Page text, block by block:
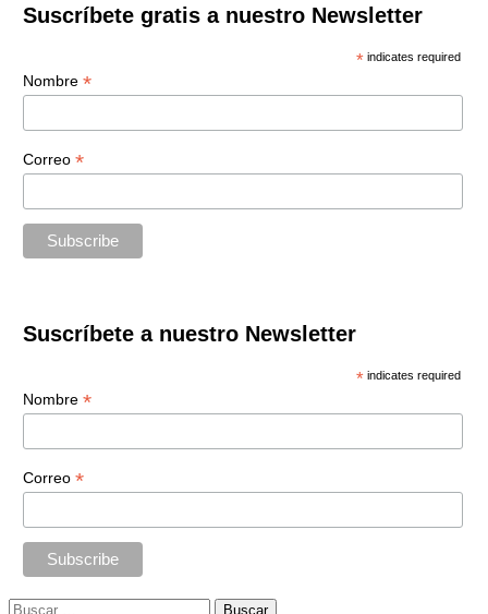
Suscríbete gratis a nuestro Newsletter
* indicates required
Nombre *
Correo *
Suscríbete a nuestro Newsletter
* indicates required
Nombre *
Correo *
Buscar: